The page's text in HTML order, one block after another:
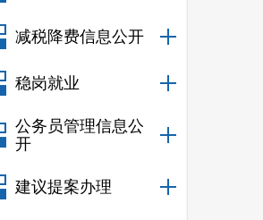
减税降费信息公开
稳岗就业
公务员管理信息公
开
建议提案办理